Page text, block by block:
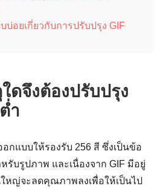
อยเกี่ยวกับการปรับปรุง GIF
ดจึงต้องปรับปรุง
ำ
กแบบให้รองรับ 256 สี ซึ่งเป็นข้อ
รับรูปภาพ และเนื่องจาก GIF มีอยู่
หญ่จะลดคุณภาพลงเพื่อให้เป็นไป